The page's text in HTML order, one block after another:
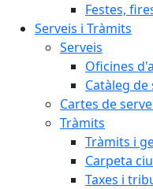
Festes,
Serveis i Tràmits
Serveis
Oficines
Catàleg de
Cartes de
Tràmits
Tràmits i
Carpeta
Taxes i